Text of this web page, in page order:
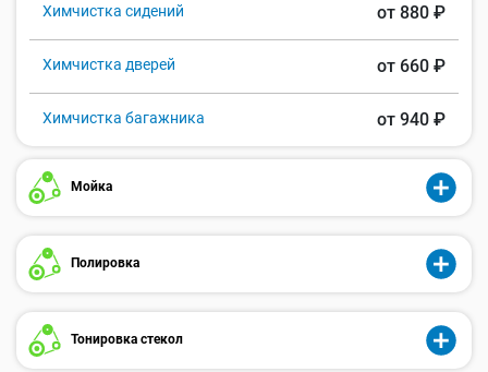
Химчистка сидений от 880 ₽
Химчистка дверей от 660 ₽
Химчистка багажника от 940 ₽
Мойка
Полировка
Тонировка стекол